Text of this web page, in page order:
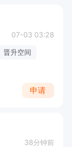
07-03 03:28
晋升空间
申请
38分钟前